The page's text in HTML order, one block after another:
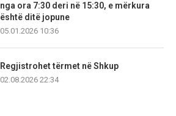
nga ora 7:30 deri në 15:30, e mërkura
është ditë jopune
05.01.2026 10:36
Regjistrohet tërmet në Shkup
02.08.2026 22:34